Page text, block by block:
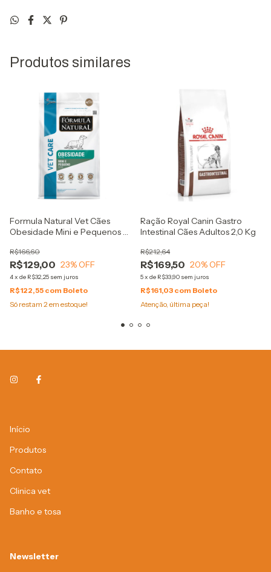
Produtos similares
Formula Natural Vet Cães
Obesidade Mini e Pequenos 2
R$129,00
R$166,60
23% OFF
4x de R$32,25 sem juros
R$122,55 com Boleto
Só restam 2em estoque!
Ração Royal Canin Gastro
Intestinal Cães Adultos 2,0 Kg
R$169,50
R$212,64
20% OFF
5x de R$33,90 sem juros
R$161,03 com Boleto
Atenção, última peça!
Início
Produtos
Contato
Clinica vet
Banho e tosa
Newsletter